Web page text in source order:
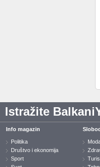
Istražite
Info magazin
Politika
Društvo i ekonomija
Sport